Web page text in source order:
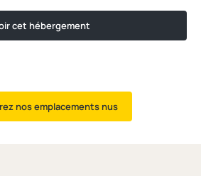
cet hébergement
nos emplacements nus